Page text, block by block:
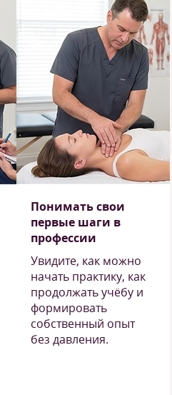
Понимать свои
первые шаги в
профессии
Увидите, как можно
начать практику, как
продолжать учёбу и
формировать
собственный опыт
без давления.